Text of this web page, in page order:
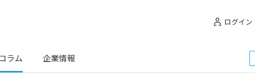
ログイン
ラム 企業情報